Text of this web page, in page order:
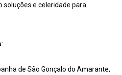
soluções e celeridade para
de São Gonçalo do Amarante,